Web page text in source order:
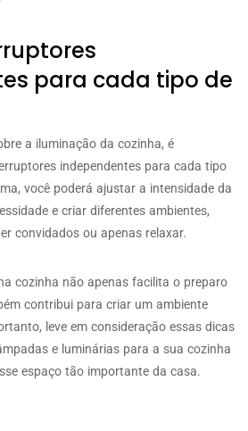
para cada tipo de
a iluminação da cozinha, é
independentes para cada tipo
você poderá ajustar a intensidade da
e criar diferentes ambientes,
convidados ou apenas relaxar.
cozinha não apenas facilita o preparo
contribui para criar um ambiente
leve em consideração essas dicas
e luminárias para a sua cozinha
espaço tão importante da casa.